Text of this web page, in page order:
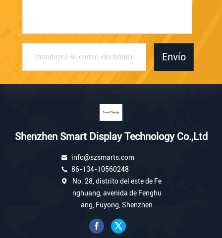
Envío
Shenzhen Smart Display Technology Co.,Ltd
info@szsmarts.com
86-134-10560248
No. 28, distrito del este de Fe
nghuang, avenida de Fenghu
ang, Fuyong, Shenzhen